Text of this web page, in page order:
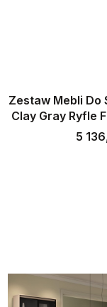
Zestaw Mebli Do
Clay Gray Ryfle
Cena
5